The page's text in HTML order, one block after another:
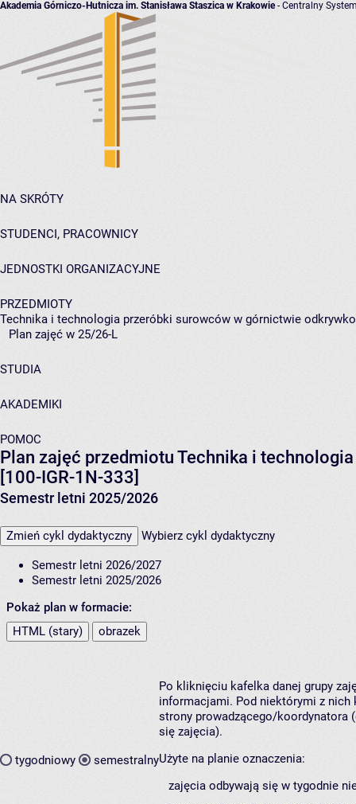
Akademia Górniczo-Hutnicza im. Stanisława Staszica w Krakowie- Centralny
NA SKRÓTY
STUDENCI, PRACOWNICY
JEDNOSTKI ORGANIZACYJNE
PRZEDMIOTY
Technika i technologia przeróbki surowców w górnictwie
Plan zajęć w 25/26-L
STUDIA
AKADEMIKI
POMOC
Plan zajęć przedmiotu Technika i
[100-IGR-1N-333]
Semestr letni 2025/2026
Zmień cykl dydaktyczny Wybierz cykl dydaktyczny
Semestr letni 2026/2027
Semestr letni 2025/2026
Pokaż plan w formacie:
HTML (stary)
obrazek
tygodniowy semestralny
Po kliknięciu kafelka danej grupy
informacjami. Pod niektórymi z nich
strony prowadzącego/koordynatora
się zajęcia).
Użyte na planie oznaczenia:
zajęcia odbywają się w tygodnie